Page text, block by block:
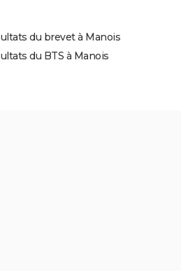
du brevet à Manois
du BTS à Manois